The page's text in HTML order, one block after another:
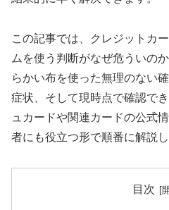
この記事では、クレジットカ
ムを使う判断がなぜ危ういの
らかい布を使った無理のない
症状、そして現時点で確認で
ュカードや関連カードの公式
者にも役立つ形で順番に解説し
目次